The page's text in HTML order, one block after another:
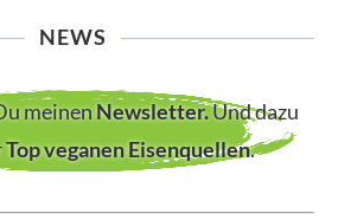
NEWS
meinenNewsletter.Und dazu
Top veganen Eisenquellen.